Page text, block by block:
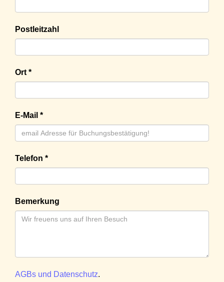
Postleitzahl
Ort *
E-Mail *
Telefon *
Bemerkung
AGBs und Datenschutz.